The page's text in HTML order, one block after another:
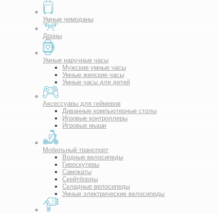
Умные чемоданы
Дроны
Умные наручные часы
Мужские умные часы
Умные женские часы
Умные часы для детей
Аксессуары для геймеров
Диванные компьютерные столы
Игровые контроллеры
Игровые мыши
Мобильный транспорт
Водные велосипеды
Гироскутеры
Самокаты
Скейтборды
Складные велосипеды
Умные электрические велосипеды